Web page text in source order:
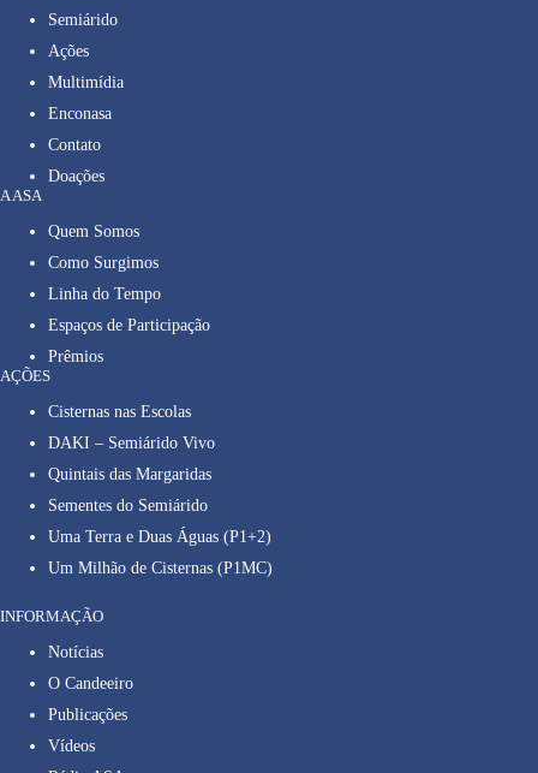
Semiárido
Ações
Multimídia
Enconasa
Contato
Doações
A ASA
Quem Somos
Como Surgimos
Linha do Tempo
Espaços de Participação
Prêmios
AÇÕES
Cisternas nas Escolas
DAKI – Semiárido Vivo
Quintais das Margaridas
Sementes do Semiárido
Uma Terra e Duas Águas (P1+2)
Um Milhão de Cisternas (P1MC)
INFORMAÇÃO
Notícias
O Candeeiro
Publicações
Vídeos